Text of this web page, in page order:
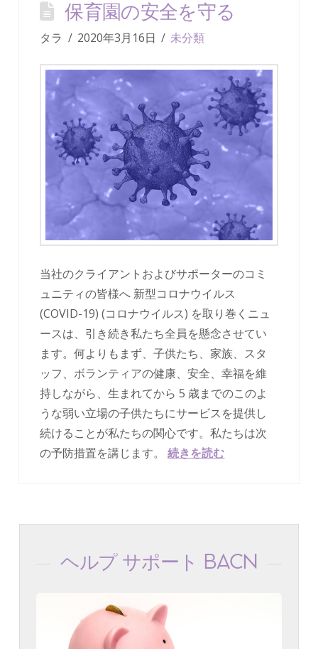
保育園の安全を守る
タラ 2020年3月16日 未分類
当社のクライアントおよびサポーターのコミ
ュニティの皆様へ 新型コロナウイルス
(COVID-19) (コロナウイルス) を取り巻くニュ
ースは、引き続き私たち全員を懸念させてい
ます。何よりもまず、子供たち、家族、スタ
ッフ、ボランティアの健康、安全、幸福を維
持しながら、生まれてから 5 歳までのこのよ
うな弱い立場の子供たちにサービスを提供し
続けることが私たちの関心です。私たちは次
の予防措置を講じます。続きを読む
ヘルプ サポート BACN